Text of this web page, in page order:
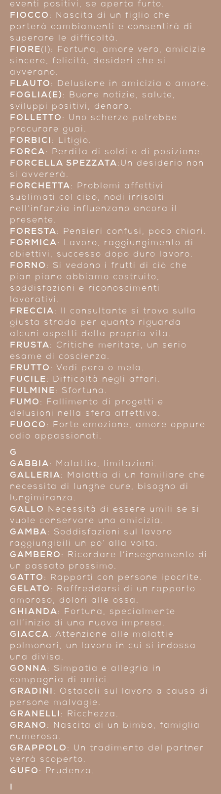
eventi positivi, se aperta furto.
FIOCCO : Nascita di un figlio che
porterà cambiamenti e consentirà di
superare le difficoltà.
FIORE(I): Fortuna, amore vero, amicizie
sincere, felicità, desideri che si
avverano.
FLAUTO : Delusione in amicizia o amore.
FOGLIA(E) : Buone notizie, salute,
sviluppi positivi, denaro.
FOLLETTO : Uno scherzo potrebbe
procurare guai.
FORBICI : Litigio.
FORCA: Perdita di soldi o di posizione.
FORCELLA SPEZZATA:Un desiderio non
si avvererà.
FORCHETTA: Problemi affettivi
sublimati col cibo, nodi irrisolti
nell’infanzia influenzano ancora il
presente.
FORESTA: Pensieri confusi, poco chiari.
FORMICA: Lavoro, raggiungimento di
obiettivi, successo dopo duro lavoro.
FORNO : Si vedono i frutti di ciò che
pian piano abbiamo costruito,
soddisfazioni e riconoscimenti
lavorativi.
FRECCIA: Il consultante si trova sulla
giusta strada per quanto riguarda
alcuni aspetti della propria vita.
FRUSTA: Critiche meritate, un serio
esame di coscienza.
FRUTTO : Vedi pera o mela.
FUCILE: Difficoltà negli affari.
FULMINE: Sfortuna.
FUMO : Fallimento di progetti e
delusioni nella sfera affettiva.
FUOCO : Forte emozione, amore oppure
odio appassionati.
G
GABBIA: Malattia, limitazioni.
GALLERIA: Malattia di un familiare che
necessita di lunghe cure, bisogno di
lungimiranza.
GALLO
Necessità di essere umili se si
vuole conservare una amicizia.
GAMBA: Soddisfazioni sul lavoro
raggiungibili un po’ alla volta.
GAMBERO : Ricordare l’insegnamento di
un passato prossimo.
GATTO : Rapporti con persone ipocrite.
GELATO : Raffreddarsi di un rapporto
amoroso, dolori alle ossa.
GHIANDA: Fortuna, specialmente
all’inizio di una nuova impresa.
GIACCA: Attenzione alle malattie
polmonari, un lavoro in cui si indossa
una divisa.
GONNA: Simpatia e allegria in
compagnia di amici.
GRADINI : Ostacoli sul lavoro a causa di
persone malvagie.
GRANELLI : Ricchezza.
GRANO : Nascita di un bimbo, famiglia
numerosa.
GRAPPOLO : Un tradimento del partner
verrà scoperto.
GUFO : Prudenza.
I